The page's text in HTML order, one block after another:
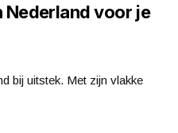
Nederland voor je
bij uitstek. Met zijn vlakke